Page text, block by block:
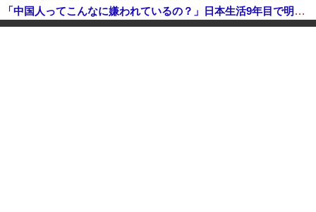
「中国人ってこんなに嫌われているの？」日本生活9年目で明かす本心！
【韓国株】 7月のKOSPI 28.9％下落…通貨危機を超える過去最大の下げ幅